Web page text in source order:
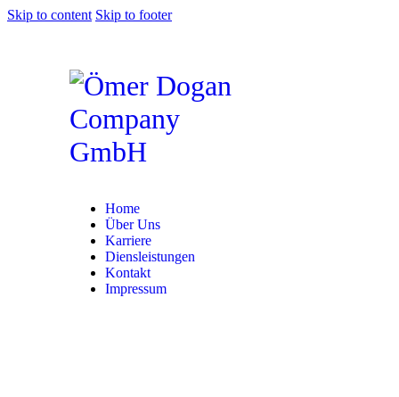
Skip to content Skip to footer
Home
Über Uns
Karriere
Diensleistungen
Kontakt
Impressum